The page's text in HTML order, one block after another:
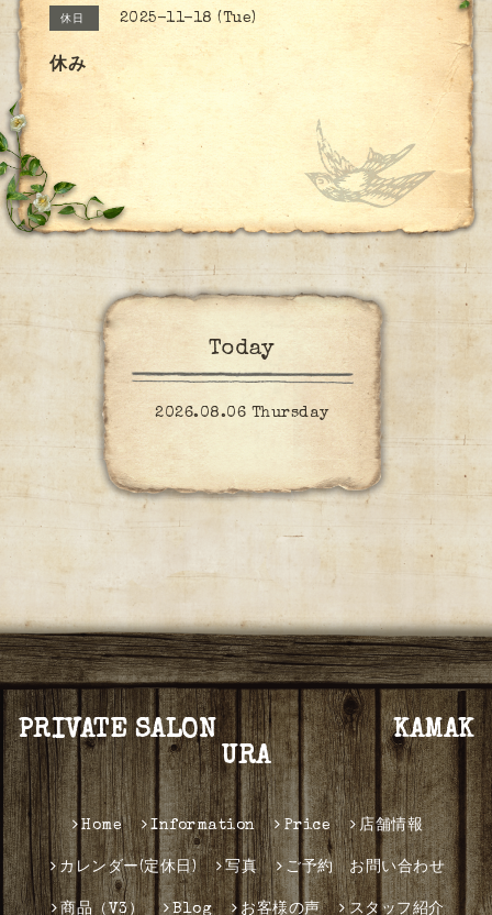
休日 2025-11-18 (Tue)
休み
Today
2026.08.06 Thursday
PRIVATE SALON KAMAK
URA
Home Information Price 店舗情報
カレンダー(定休日) 写真 ご予約 お問い合わせ
商品（V3） Blog お客様の声 スタッフ紹介